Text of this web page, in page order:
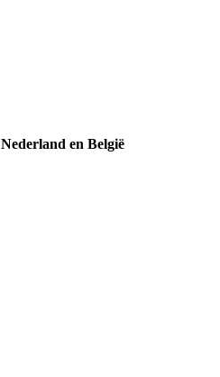
Nederland en België